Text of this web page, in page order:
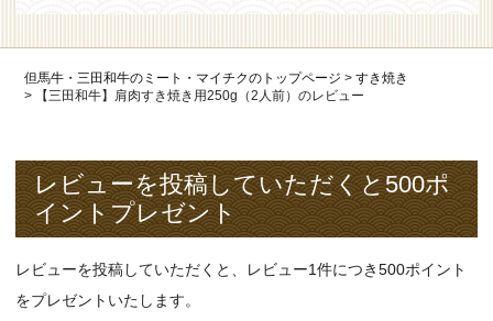
但馬牛・三田和牛のミート・マイチクのトップページ
すき焼き
【三田和牛】肩肉すき焼き用250g（2人前）のレビュー
レビューを投稿していただくと500ポ
イントプレゼント
レビューを投稿していただくと、レビュー1件につき500ポイント
をプレゼントいたします。